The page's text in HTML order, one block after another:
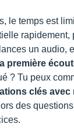
le temps est
un audio,
première
? Tu peux
clés avec
des